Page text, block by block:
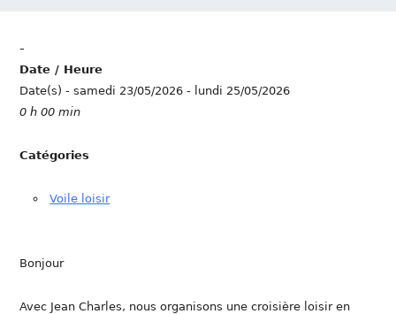
-
Date / Heure
Date(s) - samedi 23/05/2026 - lundi 25/05/2026
0 h 00 min
Catégories
Voile loisir
Bonjour
Avec Jean Charles, nous organisons une croisière loisir en